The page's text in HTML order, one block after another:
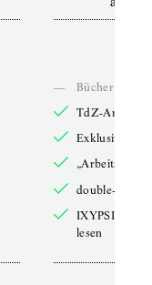
—
Bücher online
TdZ-Artikel
Exklusive
double-
lesen